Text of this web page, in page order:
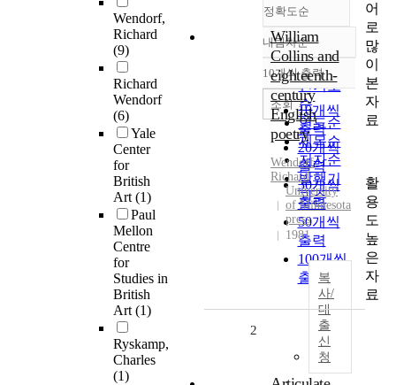
Wendorf,
Richard
(9)
Richard
Wendorf
(6)
Yale
Center
for
British
Art(1)
Paul
Mellon
Centre
for
Studies in
British
Art(1)
Ryskamp,
Charles
(1)
정확도순
정확도
순
인기도
순
연도순
제목순
저자순
발행기
관순
내림차순
내림차순
10개씩 출력
10개씩
출력
20개씩
출력
30개씩
출력
50개씩
출력
100개씩
출력
조회
William
Collins and
eighteenth-
century
English
poetry
Wendorf,
Richard
University
of Minnesota
press
1981
복
사/
대
출
신
청
2
어
로
많
이
본
자
료
활
용
도
높
은
자
료